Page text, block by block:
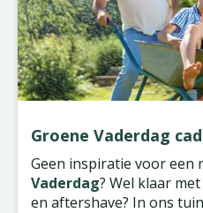
Groene Vaderdag
Geen inspiratie voor een
Vaderdag? Wel klaar
en aftershave? In ons